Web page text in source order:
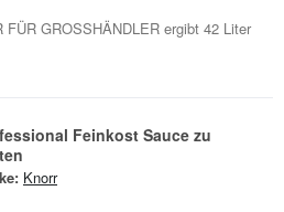
FÜR GROSSHÄNDLER ergibt 42 Liter
Feinkost Sauce zu
Knorr